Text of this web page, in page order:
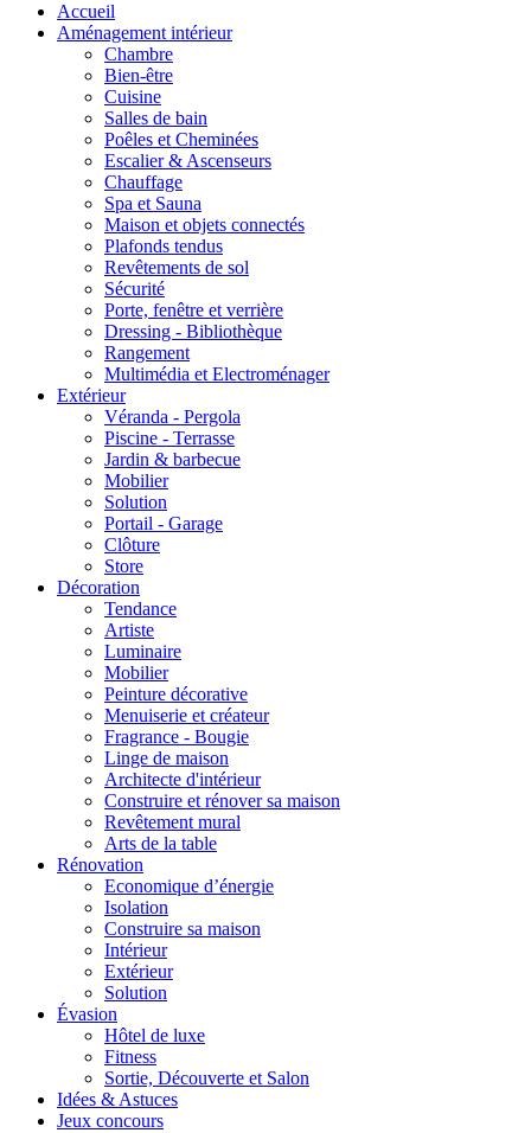
Accueil
Aménagement intérieur
Chambre
Bien-être
Cuisine
Salles de bain
Poêles et Cheminées
Escalier & Ascenseurs
Chauffage
Spa et Sauna
Maison et objets connectés
Plafonds tendus
Revêtements de sol
Sécurité
Porte, fenêtre et verrière
Dressing - Bibliothèque
Rangement
Multimédia et Electroménager
Extérieur
Véranda - Pergola
Piscine - Terrasse
Jardin & barbecue
Mobilier
Solution
Portail - Garage
Clôture
Store
Décoration
Tendance
Artiste
Luminaire
Mobilier
Peinture décorative
Menuiserie et créateur
Fragrance - Bougie
Linge de maison
Architecte d'intérieur
Construire et rénover sa maison
Revêtement mural
Arts de la table
Rénovation
Economique d’énergie
Isolation
Construire sa maison
Intérieur
Extérieur
Solution
Évasion
Hôtel de luxe
Fitness
Sortie, Découverte et Salon
Idées & Astuces
Jeux concours